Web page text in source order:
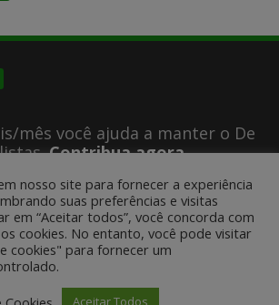
mês você ajuda a manter o De
Contribua agora
email para
nosso site para fornecer a experiência
suas preferências e visitas
em “Aceitar todos”, você concorda com
cookies. No entanto, você pode visitar
cookies" para fornecer um
Aceitar Todos